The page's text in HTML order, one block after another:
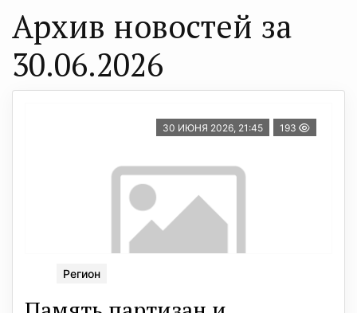
Архив новостей за
30.06.2026
30 ИЮНЯ 2026, 21:45 193
Регион